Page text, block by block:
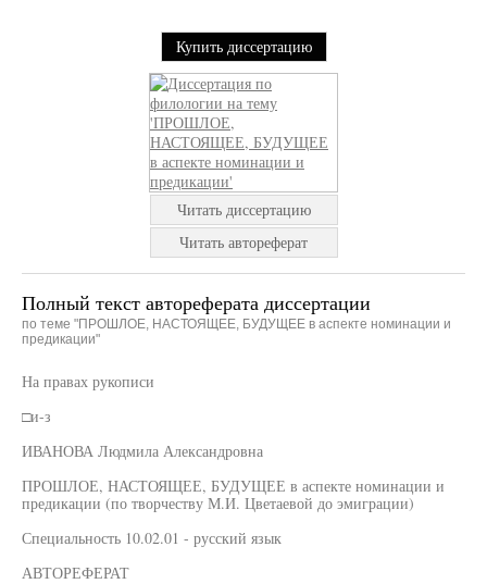
Купить диссертацию
Читать диссертацию
Читать автореферат
Полный текст автореферата диссертации
по теме "ПРОШЛОЕ, НАСТОЯЩЕЕ, БУДУЩЕЕ в аспекте номинации и
предикации"
На правах рукописи
□и-з
ИВАНОВА Людмила Александровна
ПРОШЛОЕ, НАСТОЯЩЕЕ, БУДУЩЕЕ в аспекте номинации и
предикации (по творчеству М.И. Цветаевой до эмиграции)
Специальность 10.02.01 - русский язык
АВТОРЕФЕРАТ